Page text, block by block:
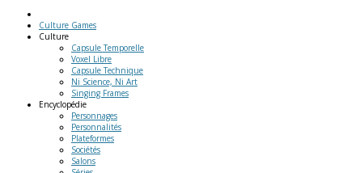
Culture Games
Culture
Capsule Temporelle
Voxel Libre
Capsule Technique
Ni Science, Ni Art
Singing Frames
Encyclopédie
Personnages
Personnalités
Plateformes
Sociétés
Salons